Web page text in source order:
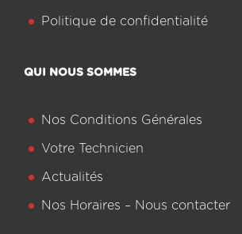
Politique de confidentialité
QUI NOUS SOMMES
Nos Conditions Générales
Votre Technicien
Actualités
Nos Horaires – Nous contacter